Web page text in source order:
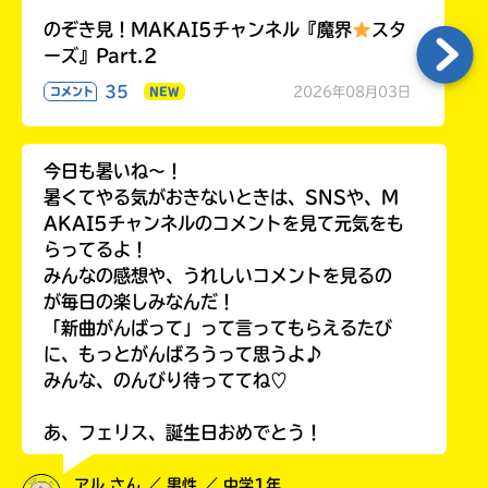
のぞき見！MAKAI5チャンネル『魔界
スタ
ーズ』Part.2
コメント 35 NEW 2026年08月03日
今日も暑いね〜！
暑くてやる気がおきないときは、SNSや、M
AKAI5チャンネルのコメントを見て元気をも
らってるよ！
みんなの感想や、うれしいコメントを見るの
が毎日の楽しみなんだ！
「新曲がんばって」って言ってもらえるたび
に、もっとがんばろうって思うよ♪
みんな、のんびり待っててね♡
あ、フェリス、誕生日おめでとう！